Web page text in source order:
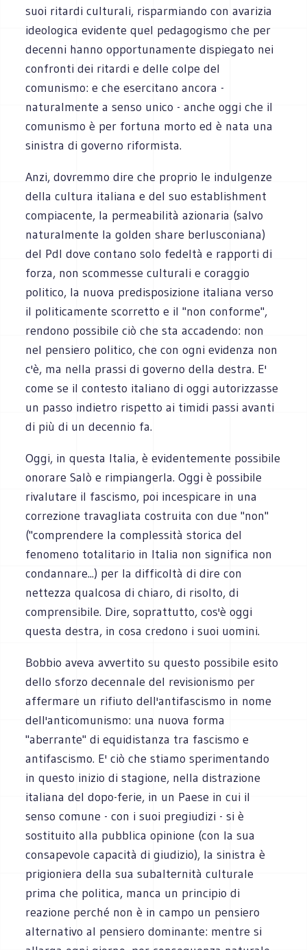
suoi ritardi culturali, risparmiando con avarizia
ideologica evidente quel pedagogismo che per
decenni hanno opportunamente dispiegato nei
confronti dei ritardi e delle colpe del
comunismo: e che esercitano ancora -
naturalmente a senso unico - anche oggi che il
comunismo è per fortuna morto ed è nata una
sinistra di governo riformista.
Anzi, dovremmo dire che proprio le indulgenze
della cultura italiana e del suo establishment
compiacente, la permeabilità azionaria (salvo
naturalmente la golden share berlusconiana)
del Pdl dove contano solo fedeltà e rapporti di
forza, non scommesse culturali e coraggio
politico, la nuova predisposizione italiana verso
il politicamente scorretto e il "non conforme",
rendono possibile ciò che sta accadendo: non
nel pensiero politico, che con ogni evidenza non
c'è, ma nella prassi di governo della destra. E'
come se il contesto italiano di oggi autorizzasse
un passo indietro rispetto ai timidi passi avanti
di più di un decennio fa.
Oggi, in questa Italia, è evidentemente possibile
onorare Salò e rimpiangerla. Oggi è possibile
rivalutare il fascismo, poi incespicare in una
correzione travagliata costruita con due "non"
("comprendere la complessità storica del
fenomeno totalitario in Italia non significa non
condannare...) per la difficoltà di dire con
nettezza qualcosa di chiaro, di risolto, di
comprensibile. Dire, soprattutto, cos'è oggi
questa destra, in cosa credono i suoi uomini.
Bobbio aveva avvertito su questo possibile esito
dello sforzo decennale del revisionismo per
affermare un rifiuto dell'antifascismo in nome
dell'anticomunismo: una nuova forma
"aberrante" di equidistanza tra fascismo e
antifascismo. E' ciò che stiamo sperimentando
in questo inizio di stagione, nella distrazione
italiana del dopo-ferie, in un Paese in cui il
senso comune - con i suoi pregiudizi - si è
sostituito alla pubblica opinione (con la sua
consapevole capacità di giudizio), la sinistra è
prigioniera della sua subalternità culturale
prima che politica, manca un principio di
reazione perché non è in campo un pensiero
alternativo al pensiero dominante: mentre si